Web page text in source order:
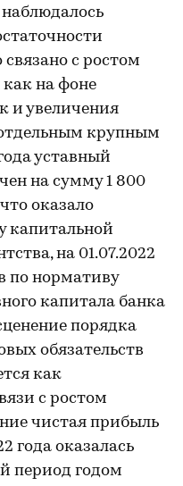
с ростом
на фоне
и увеличения
крупным
уставный
на сумму 1 800
оказало
капитальной
на 01.07.2022
по нормативу
капитала банка
порядка
обязательств
как
с ростом
чистая прибыль
года оказалась
период годом